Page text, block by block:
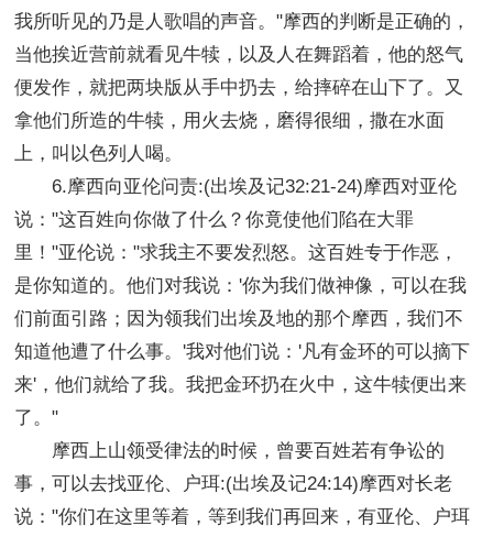
我所听见的乃是人歌唱的声音。"摩西的判断是正确的，
当他挨近营前就看见牛犊，以及人在舞蹈着，他的怒气
便发作，就把两块版从手中扔去，给摔碎在山下了。又
拿他们所造的牛犊，用火去烧，磨得很细，撒在水面
上，叫以色列人喝。
6.摩西向亚伦问责:(出埃及记32:21-24)摩西对亚伦
说："这百姓向你做了什么？你竟使他们陷在大罪
里！"亚伦说："求我主不要发烈怒。这百姓专于作恶，
是你知道的。他们对我说：'你为我们做神像，可以在我
们前面引路；因为领我们出埃及地的那个摩西，我们不
知道他遭了什么事。'我对他们说：'凡有金环的可以摘下
来'，他们就给了我。我把金环扔在火中，这牛犊便出来
了。"
摩西上山领受律法的时候，曾要百姓若有争讼的
事，可以去找亚伦、户珥:(出埃及记24:14)摩西对长老
说："你们在这里等着，等到我们再回来，有亚伦、户珥